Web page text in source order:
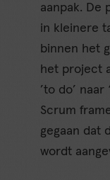
aanpak. De
in kleinere
binnen het
het project
’to do’
Scrum
gegaan dat
wordt